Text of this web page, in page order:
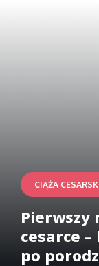
CIĄŻA
Pierwszy
cesarce
po